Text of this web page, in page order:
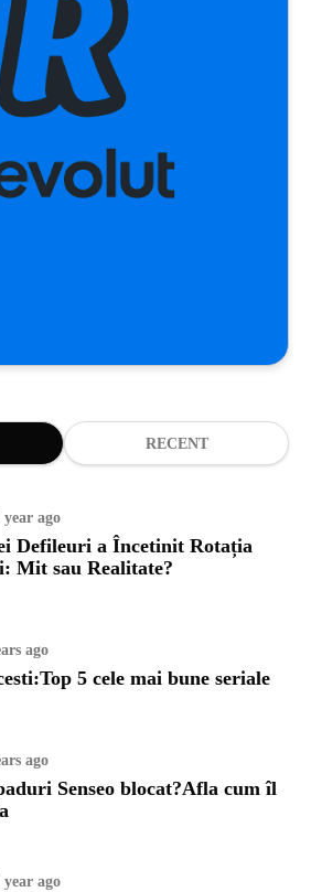
RECENT
year ago
Defileuri a Încetinit Rotația
Mit sau Realitate?
ago
5 cele mai bune seriale
ago
Senseo blocat?Afla cum îl
year ago